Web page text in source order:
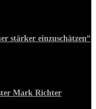
stärker einzuschätzen“
Mark Richter